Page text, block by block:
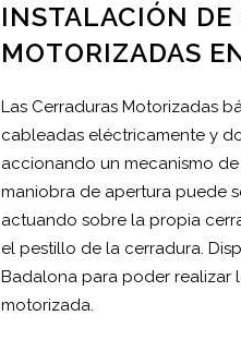
INSTALACIÓN DE
MOTORIZADAS
Las Cerraduras Motorizadas
cableadas eléctricamente y
accionando un mecanismo
maniobra de apertura puede
actuando sobre la propia
el pestillo de la cerradura.
Badalona para poder realizar
motorizada.